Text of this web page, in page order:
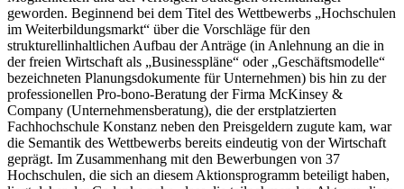
geworden. Beginnend bei dem Titel des Wettbewerbs „Hochschulen
im Weiterbildungsmarkt“ über die Vorschläge für den
strukturellinhaltlichen Aufbau der Anträge (in Anlehnung an die in
der freien Wirtschaft als „Businesspläne“ oder „Geschäftsmodelle“
bezeichneten Planungsdokumente für Unternehmen) bis hin zu der
professionellen Pro-bono-Beratung der Firma McKinsey &
Company (Unternehmensberatung), die der erstplatzierten
Fachhochschule Konstanz neben den Preisgeldern zugute kam, war
die Semantik des Wettbewerbs bereits eindeutig von der Wirtschaft
geprägt. Im Zusammenhang mit den Bewerbungen von 37
Hochschulen, die sich an diesem Aktionsprogramm beteiligt haben,